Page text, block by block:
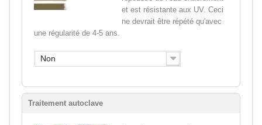
et est résistante aux UV. Ceci
ne devrait être répété qu'avec
une régularité de 4-5 ans.
Non
Traitement autoclave